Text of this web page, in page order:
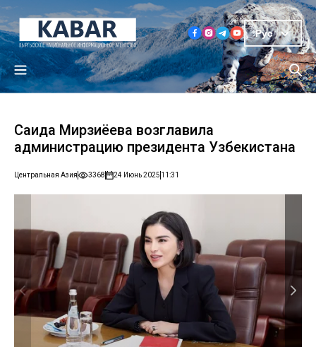
Рус
Саида Мирзиёева возглавила
администрацию президента Узбекистана
Центральная Азия 3368 24 Июнь 2025 11:31